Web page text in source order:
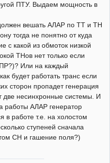
ПТУ. Выдаем мощность в
вешать АЛАР по ТТ и ТН
тогда не понятно от куда
с какой из обмоток низкой
ТНов нет только если
Или на каждый
будет работать транс если
сторон пропадет генерация
две несинхронные системы. И
работы АЛАР генератор
в работе т.е. на холостом
ступеней сначала
СН и гашение поля?)